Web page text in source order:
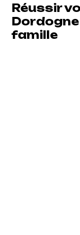
Réussir
famille